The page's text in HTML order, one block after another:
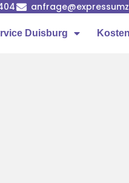
Duisburg